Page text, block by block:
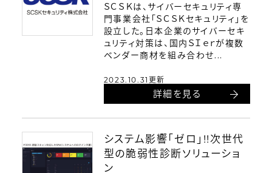
ＳＣＳＫは、サイバーセキュリティ専
門事業会社「ＳＣＳＫセキュリティ」を
設立した。日本企業のサイバーセキ
ュリティ対策は、国内ＳＩｅｒが複数
ベンダー商材を組み合わせ...
2023.10.31更新
詳細を見る
システム影響「ゼロ」!!次世代
型の脆弱性診断ソリューショ
ン